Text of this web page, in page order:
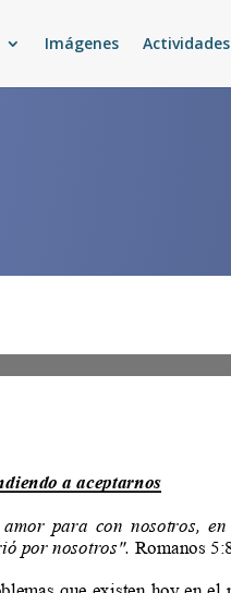
Imágenes Actividades